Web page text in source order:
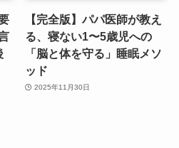
【完全版】パパ医師が教え
る、寝ない1〜5歳児への
「脳と体を守る」睡眠メソ
ッド
2025年11月30日